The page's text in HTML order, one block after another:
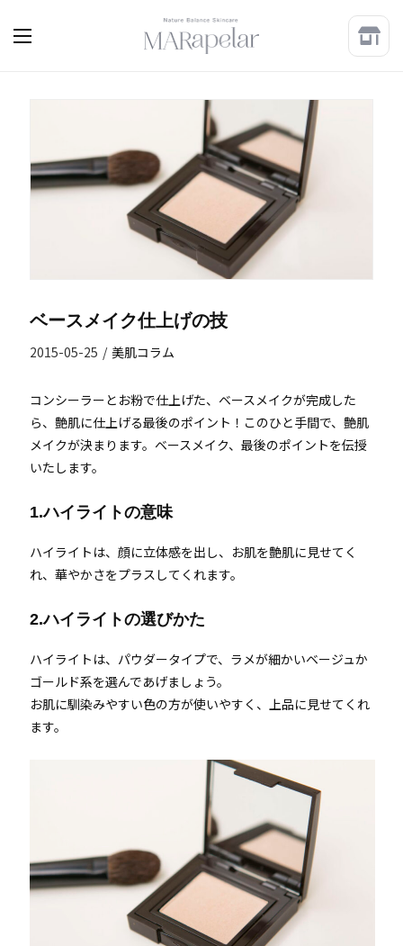
ベースメイク仕上げの技
2015-05-25 / 美肌コラム
コンシーラーとお粉で仕上げた、ベースメイクが完成した
ら、艶肌に仕上げる最後のポイント！このひと手間で、艶肌
メイクが決まります。ベースメイク、最後のポイントを伝授
いたします。
1.ハイライトの意味
ハイライトは、顔に立体感を出し、お肌を艶肌に見せてく
れ、華やかさをプラスしてくれます。
2.ハイライトの選びかた
ハイライトは、パウダータイプで、ラメが細かいベージュか
ゴールド系を選んであげましょう。
お肌に馴染みやすい色の方が使いやすく、上品に見せてくれ
ます。